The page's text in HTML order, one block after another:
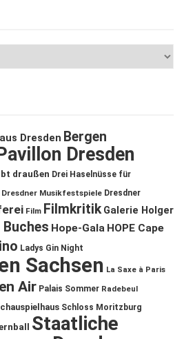
Dresden Bergen
Dresden
draußen Drei Haselnüsse für
Dresdner Musikfestspiele Dresdner
Film Filmkritik Galerie Holger
Buches Hope-Gala HOPE Cape
Ladys Gin Night
Sachsen La Saxe à Paris
Air Palais Sommer Radebeul
Schloss Moritzburg
Staatliche